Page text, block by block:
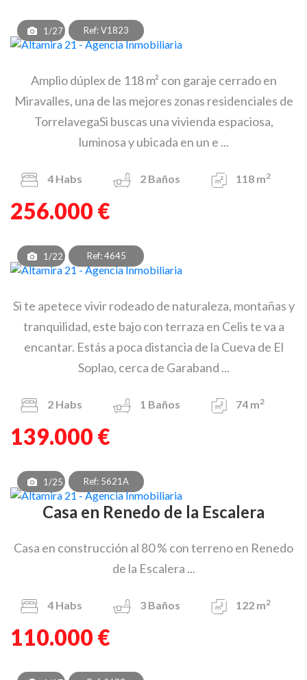
1/27 Ref: V1823
Amplio dúplex de 118 m² con garaje cerrado en
Miravalles, una de las mejores zonas residenciales de
TorrelavegaSi buscas una vivienda espaciosa,
luminosa y ubicada en un e ...
4 Habs 2 Baños 118 m2
256.000 €
1/22 Ref: 4645
Si te apetece vivir rodeado de naturaleza, montañas y
tranquilidad, este bajo con terraza en Celis te va a
encantar. Estás a poca distancia de la Cueva de El
Soplao, cerca de Garaband ...
2 Habs 1 Baños 74 m2
139.000 €
1/25 Ref: 5621A
Casa en Renedo de la Escalera
Casa en construcción al 80 % con terreno en Renedo
de la Escalera ...
4 Habs 3 Baños 122 m2
110.000 €